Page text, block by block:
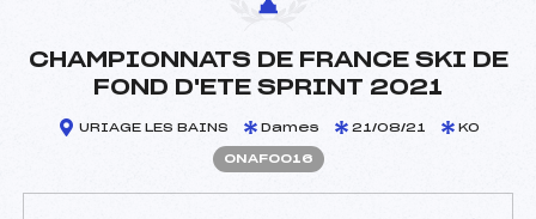
CHAMPIONNATS DE FRANCE SKI DE
FOND D'ETE SPRINT 2021
URIAGE LES BAINS Dames 21/08/21 KO
ONAF0016